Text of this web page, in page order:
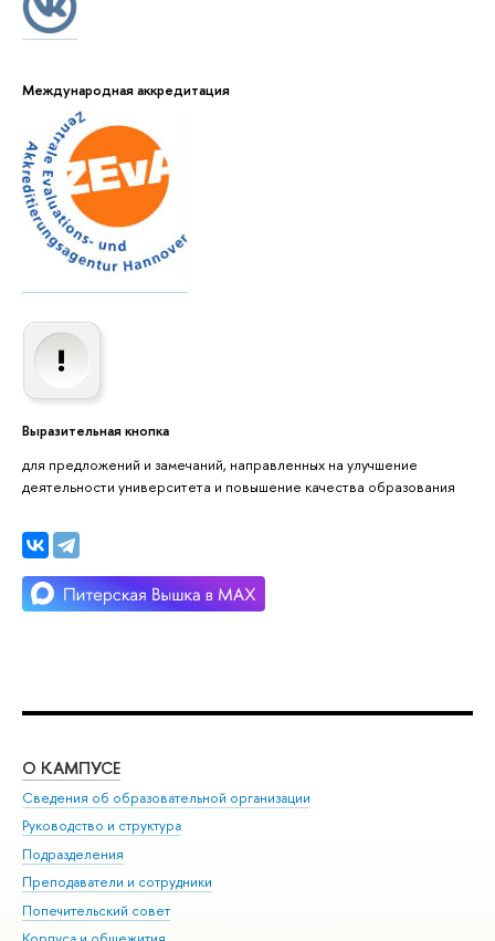
Международная аккредитация
Выразительная кнопка
для предложений и замечаний, направленных на улучшение
деятельности университета и повышение качества образования
О КАМПУСЕ
Сведения об образовательной организации
Руководство и структура
Подразделения
Преподаватели и сотрудники
Попечительский совет